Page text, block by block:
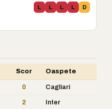
L L L L D
Scor Oaspete
0 Cagliari
2 Inter